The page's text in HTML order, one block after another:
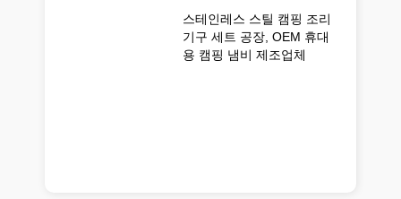
스테인레스 스틸 캠핑 조리
기구 세트 공장, OEM 휴대
용 캠핑 냄비 제조업체